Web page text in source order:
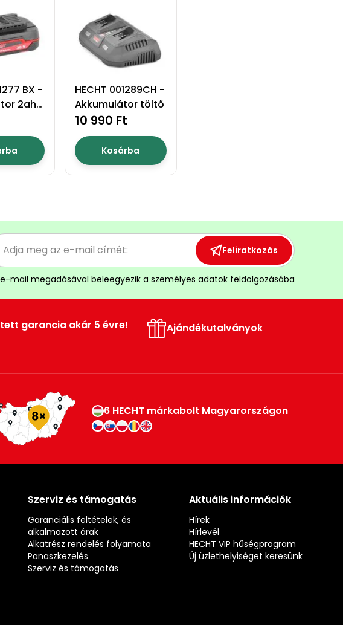
BX -
2ah
HECHT 001289CH -
Akkumulátor töltő
10 990 Ft
Kosárba
Feliratkozás
mail megadásával beleegyezik a személyes adatok feldolgozásába
garancia akár 5 évre! Ajándékutalványok
6 HECHT márkabolt Magyarországon
Szerviz és támogatás
Garanciális feltételek, és
alkalmazott árak
Alkatrész rendelés folyamata
Panaszkezelés
Szerviz és támogatás
Aktuális információk
Hírek
Hírlevél
HECHT VIP hűségprogram
Új üzlethelyiséget keresünk